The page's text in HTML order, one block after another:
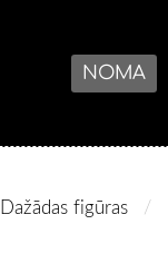
NOMA
Dažādas figūras